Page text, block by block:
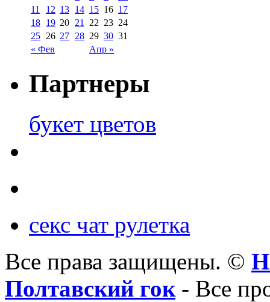
« Фев Апр »
11
12 13 14 15 16 17
18 19 20 21 22 23 24
25 26 27 28 29 30 31
Партнеры
букет цветов
секс чат рулетка
Все права защищены. ©
Полтавский гок- Все